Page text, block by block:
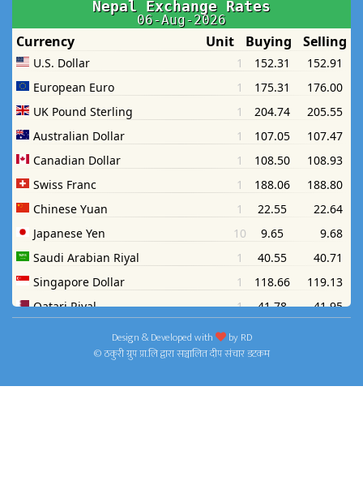
Design & Developed with byRD
© ठकुरी ग्रुप प्रा.लि द्वारा सञ्चालित दीप संचार डटकम